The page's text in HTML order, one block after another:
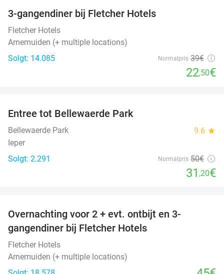
3-gangendiner bij Fletcher Hotels
Fletcher Hotels
Arnemuiden (+ multiple locations)
Solgt: 14.085
Normalpris 39€
22,50€
Entree tot Bellewaerde Park
Bellewaerde Park 9.6 star
Ieper
Solgt: 2.291
Normalpris 50€
31 ,20€
Overnachting voor 2 + evt. ontbijt en 3-
gangendiner bij Fletcher Hotels
Fletcher Hotels
Arnemuiden (+ multiple locations)